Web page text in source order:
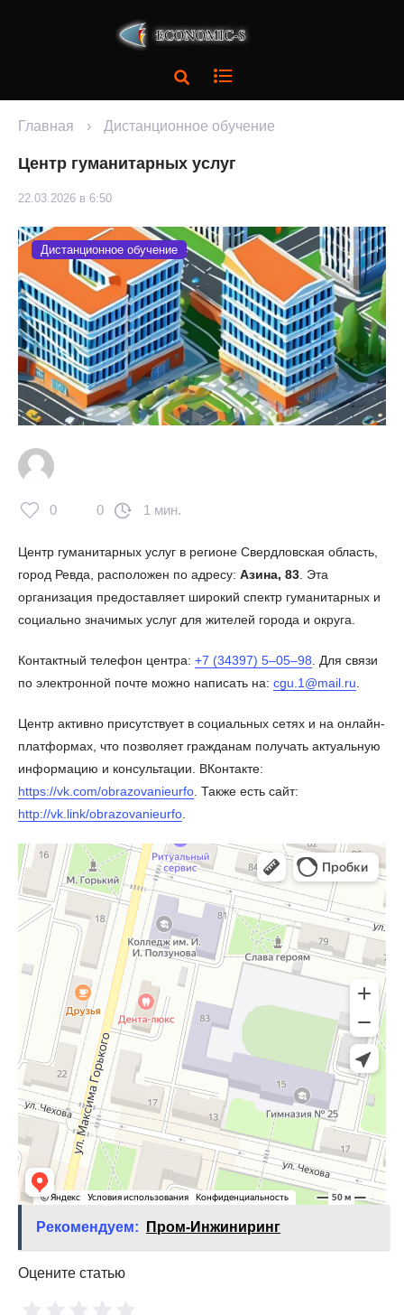
Главная › Дистанционное обучение
Центр гуманитарных услуг
22.03.2026 в 6:50
Дистанционное обучение
0 0 1 мин.
Центр гуманитарных услуг в регионе Свердловская область,
город Ревда, расположен по адресу: Азина, 83 . Эта
организация предоставляет широкий спектр гуманитарных и
социально значимых услуг для жителей города и округа.
Контактный телефон центра: +7 (34397) 5‒05‒98 . Для связи
по электронной почте можно написать на: cgu.1@mail.ru
Центр активно присутствует в социальных сетях и на онлайн-
платформах, что позволяет гражданам получать актуальную
информацию и консультации. ВКонтакте:
https://vk.com/obrazovanieurfo . Также есть сайт:
http://vk.link/obrazovanieurfo
Рекомендуем: Пром-Инжиниринг
Оцените статью